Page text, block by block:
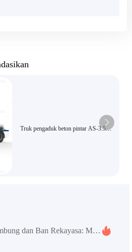
Truk pengaduk beton pintar AS-3.5
Kombinasi Rangka Bersambung dan Ban Rekayasa: Menjamin Fleksibilitas dan Daya Cengkeram Mixer Beton untuk Berbagai Skenario Pekerjaan